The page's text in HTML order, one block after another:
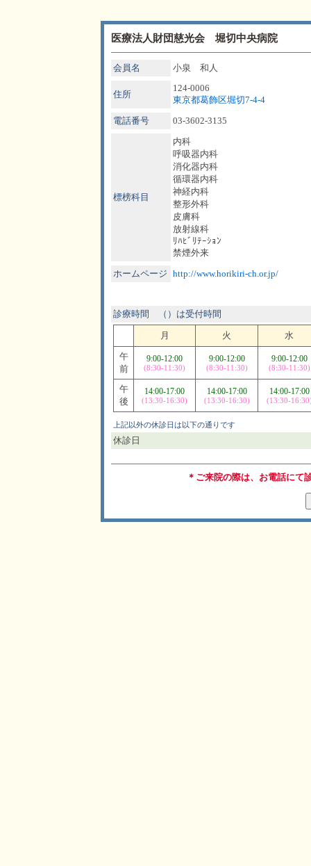
医療法人財団慈光会 堀切中央病院
会員名 小泉 和人
住所
124-0006
東京都葛飾区堀切7-4-4
電話番号
03-3602-3135
標榜科目
内科
呼吸器内科
消化器内科
循環器内科
神経内科
整形外科
皮膚科
放射線科
ﾘﾊﾋﾞﾘﾃｰｼｮﾝ
禁煙外来
ホームページ http://www.horikiri-ch.or.jp/
診療時間 （）は受付時間
月 火
水
午
前
9:00-12:00
(8:30-11:30)
9:00-12:00
(8:30-11:30)
9:00-12:00
(8:30-11:30)
午
後
14:00-17:00
(13:30-16:30)
14:00-17:00
(13:30-16:30)
14:00-17:00
(13:30-
上記以外の休診日は以下の通りです
休診日
＊ご来院の際は、お電話にて